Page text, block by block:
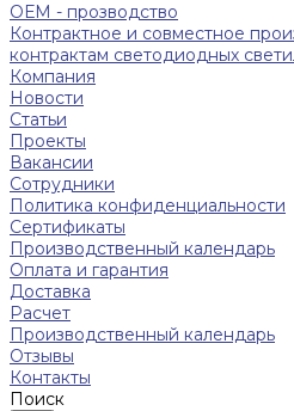
ОЕМ - прозводство
Контрактное и совместное
контрактам светодиодных
Компания
Новости
Статьи
Проекты
Вакансии
Сотрудники
Политика конфиденциальности
Сертификаты
Производственный календарь
Оплата и гарантия
Доставка
Расчет
Производственный календарь
Отзывы
Контакты
Поиск